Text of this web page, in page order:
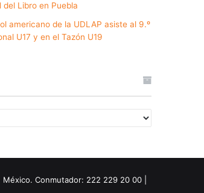
del Libro en Puebla
americano de la UDLAP asiste al 9.º
U17 y en el Tazón U19
Conmutador: 222 229 20 00 |